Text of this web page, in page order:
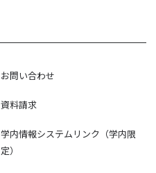
お問い合わせ
資料請求
学内情報システムリンク（学内限
定）